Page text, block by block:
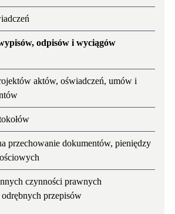
odpisów i wyciągów
aktów, oświadczeń, umów i
przechowanie dokumentów, pieniędzy
czynności prawnych
przepisów